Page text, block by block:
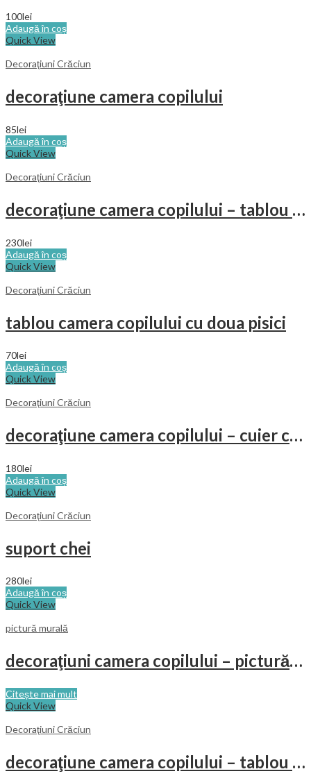
100lei
Adaugă în coș
Quick View
Decoraţiuni Crăciun
decoraţiune camera copilului
85lei
Adaugă în coș
Quick View
Decoraţiuni Crăciun
decoraţiune camera copilului – tablou cu animăluţe
230lei
Adaugă în coș
Quick View
Decoraţiuni Crăciun
tablou camera copilului cu doua pisici
70lei
Adaugă în coș
Quick View
Decoraţiuni Crăciun
decoraţiune camera copilului – cuier cu fluture
180lei
Adaugă în coș
Quick View
Decoraţiuni Crăciun
suport chei
280lei
Adaugă în coș
Quick View
pictură murală
decoraţiuni camera copilului – pictură pe perete
Citește mai mult
Quick View
Decoraţiuni Crăciun
decoraţiune camera copilului – tablou pisici pe acoperiş